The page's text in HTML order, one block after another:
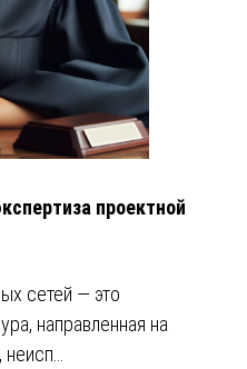
проектной
сетей — это
направленная на
неисп…